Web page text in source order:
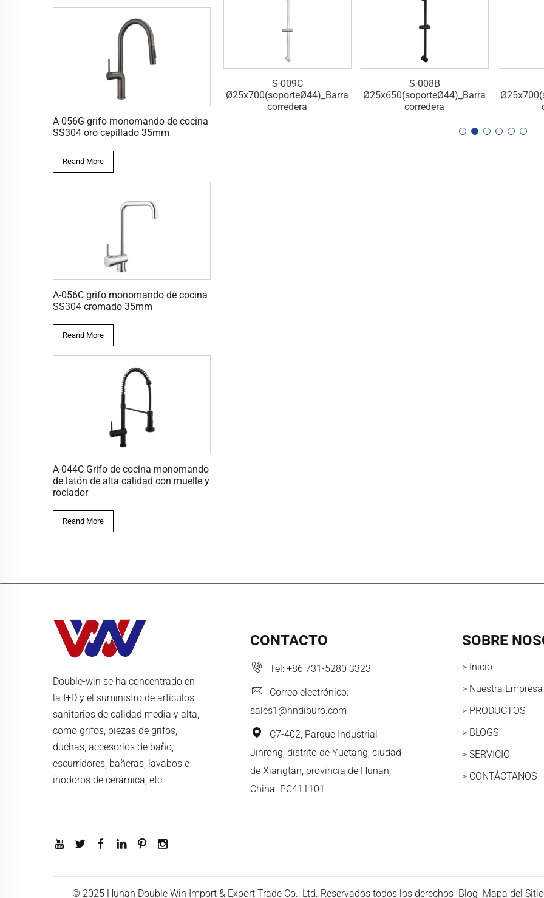
A-056G grifo monomando de cocina
SS304 oro cepillado 35mm
Reand More
A-056C grifo monomando de cocina
SS304 cromado 35mm
Reand More
A-044C Grifo de cocina monomando
de latón de alta calidad con muelle y
rociador
Reand More
Ø22x700(soporteØ34)_Barra
corredera c/trayer
S-009C
Ø25x700(soporteØ44)_Barra
corredera
S-008B
Ø25x650(soporteØ44)_Barra
corredera
Double-win se ha concentrado en
la I+D y el suministro de artículos
sanitarios de calidad media y alta,
como grifos, piezas de grifos,
duchas, accesorios de baño,
escurridores, bañeras, lavabos e
inodoros de cerámica, etc.
CONTACTO
Tel:+86 731-5280 3323
Correo electrónico:
sales1@hndiburo.com
C7-402, Parque Industrial
Jinrong, distrito de Yuetang, ciudad
de Xiangtan, provincia de Hunan,
China. PC411101
SOBRE
> Inicio
> Nuestra Empresa
> PRODUCTOS
> BLOGS
> SERVICIO
> CONTÁCTANOS
© 2025 Hunan Double Win Import & Export Trade Co., Ltd. Reservados todos los derechos Blog Mapa del Sitio